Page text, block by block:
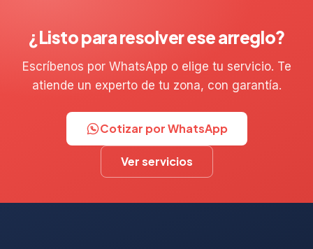
¿Listo para resolver ese arreglo?
Escríbenos por WhatsApp o elige tu servicio. Te
atiende un experto de tu zona, con garantía.
Cotizar por WhatsApp
Ver servicios